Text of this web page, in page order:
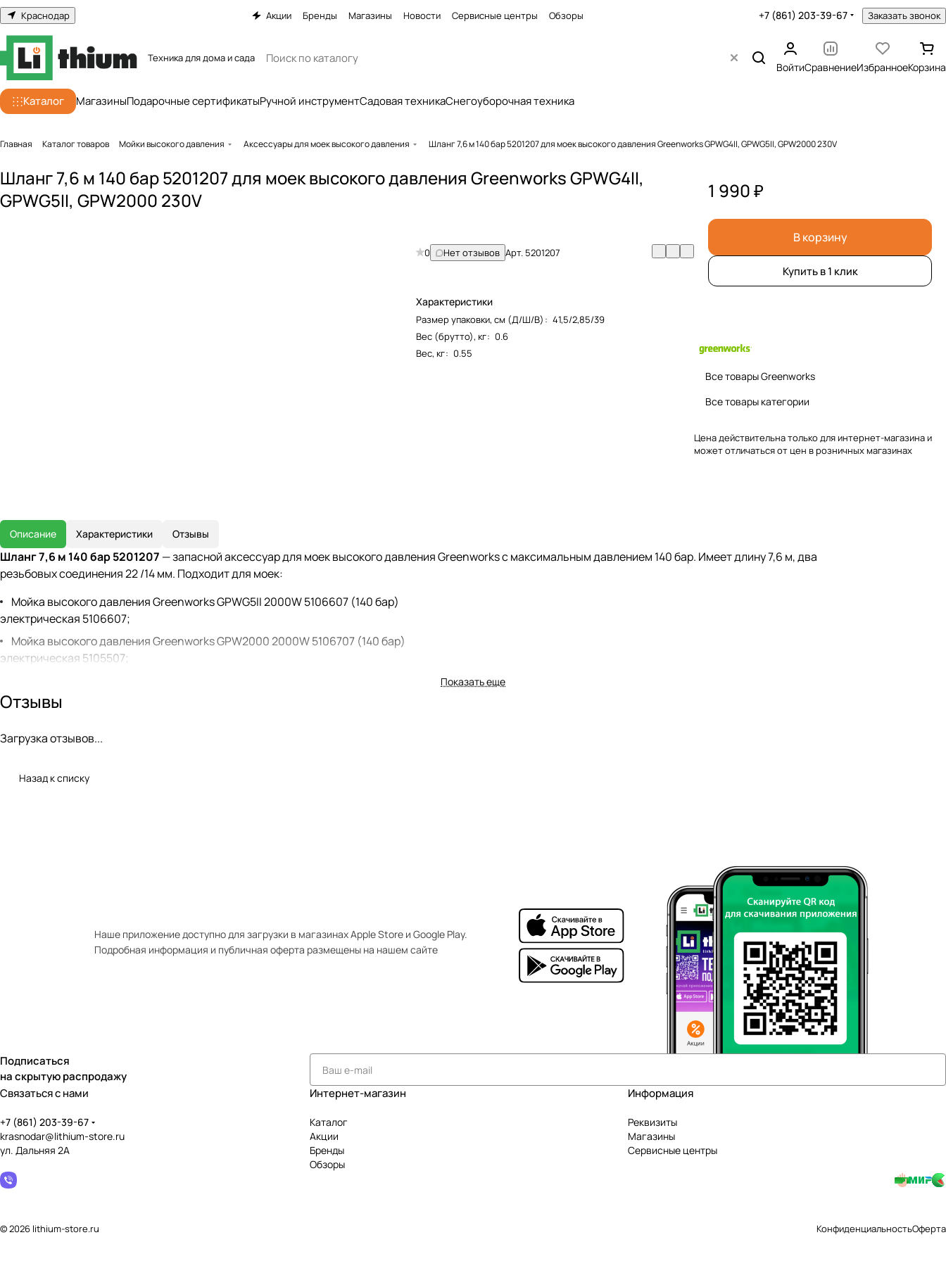
Краснодар Акции Бренды Магазины Новости Сервисные центры Обзоры +7 (861) 203-39-67 Заказать звонок
Техника для дома и сада
ВойтиСравнениеИзбранноеКорзина
Каталог МагазиныПодарочные сертификатыРучной инструментСадовая техникаСнегоуборочная техника
Главная Каталог товаров Мойки высокого давления Аксессуары для моек высокого давления Шланг 7,6 м 140 бар 5201207 для моек высокого давления Greenworks GPWG4II, GPWG5II, GPW2000 230V
Шланг 7,6 м 140 бар 5201207 для моек высокого давления Greenworks GPWG4II,
GPWG5II, GPW2000 230V
0 Нет отзывов Арт. 5201207
Характеристики
Размер упаковки, см (Д/Ш/В) : 41,5/2,85/39
Вес (брутто), кг: 0.6
Вес, кг: 0.55
1 990 ₽
В корзину
Купить в 1 клик
Все товары Greenworks
Все товары категории
Цена действительна только для интернет-магазина и
может отличаться от цен в розничных магазинах
Описание Характеристики Отзывы
Шланг 7,6 м 140 бар 5201207 — запасной аксессуар для моек высокого давления Greenworks с максимальным давлением 140 бар. Имеет длину 7,6 м, два
резьбовых соединения 22 /14 мм. Подходит для моек:
Мойка высокого давления Greenworks GPWG5II 2000W 5106607 (140 бар)
электрическая 5106607;
Мойка высокого давления Greenworks GPW2000 2000W 5106707 (140 бар)
электрическая 5105507;
электрическая
Показать еще
Отзывы
Загрузка отзывов...
Назад к списку
Наше приложение доступно для загрузки в магазинах Apple Store и Google Play.
Подробная информация и публичная оферта размещены на нашем сайте
Подписаться
на скрытую распродажу
Связаться с нами
+7 (861) 203-39-67
krasnodar@lithium-store.ru
ул. Дальняя 2А
Интернет-магазин
Каталог
Акции
Бренды
Обзоры
Информация
Реквизиты
Магазины
Сервисные центры
© 2026 lithium-store.ru КонфиденциальностьОферта